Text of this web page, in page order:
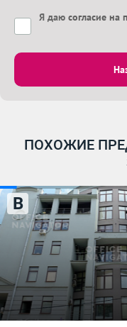
Я даю согласие на
ПОХОЖИЕ
B